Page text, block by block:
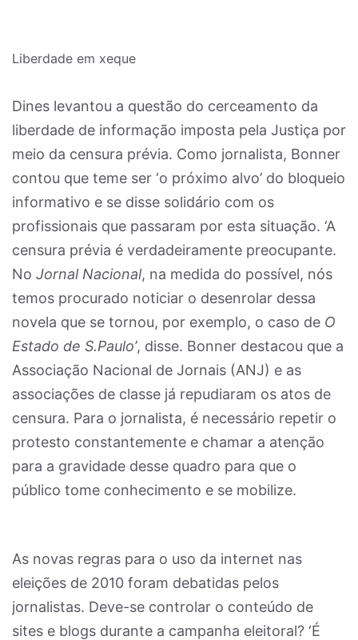
Liberdade em xeque
Dines levantou a questão do cerceamento da
liberdade de informação imposta pela Justiça por
meio da censura prévia. Como jornalista, Bonner
contou que teme ser ‘o próximo alvo’ do bloqueio
informativo e se disse solidário com os
profissionais que passaram por esta situação. ‘A
censura prévia é verdadeiramente preocupante.
No Jornal Nacional, na medida do possível, nós
temos procurado noticiar o desenrolar dessa
novela que se tornou, por exemplo, o caso de O
Estado de S.Paulo’, disse. Bonner destacou que a
Associação Nacional de Jornais (ANJ) e as
associações de classe já repudiaram os atos de
censura. Para o jornalista, é necessário repetir o
protesto constantemente e chamar a atenção
para a gravidade desse quadro para que o
público tome conhecimento e se mobilize.
As novas regras para o uso da internet nas
eleições de 2010 foram debatidas pelos
jornalistas. Deve-se controlar o conteúdo de
sites e blogs durante a campanha eleitoral? ‘É